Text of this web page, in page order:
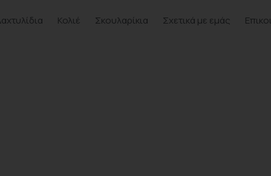
Κολιέ Σκουλαρίκια Σχετικά με εμάς